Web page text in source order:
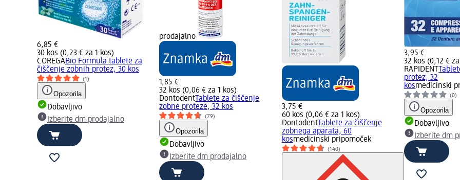
6,85 €
30 kos (0,23 € za 1 kos)
COREGABio Formula tablete za
čiščenje zobnih protez, 30 kos
(1)
Opozorila
Dobavljivo
Izberite dm prodajalno
prodajalno
1,85 €
32 kos (0,06 € za 1 kos)
DontodentTablete za čiščenje
zobne proteze, 32 kos
(79)
Opozorila
Dobavljivo
Izberite dm prodajalno
3,75 €
60 kos (0,06 € za 1 kos)
DontodentTablete za čiščenje
zobnega aparata, 60
kosmedicinski pripomoček
(140)
3,95 €
32 kos (0,12 €
RAPIDENT
protez, 32
kosmedicinski
(0)
Opozorila
Dobavljivo
Izberite dm